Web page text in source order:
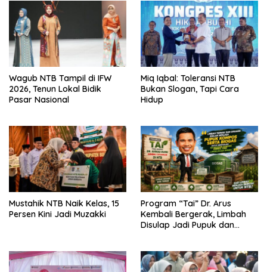
Wagub NTB Tampil di IFW
2026, Tenun Lokal Bidik
Pasar Nasional
Miq Iqbal: Toleransi NTB
Bukan Slogan, Tapi Cara
Hidup
Mustahik NTB Naik Kelas, 15
Persen Kini Jadi Muzakki
Program “Tai” Dr. Arus
Kembali Bergerak, Limbah
Disulap Jadi Pupuk dan